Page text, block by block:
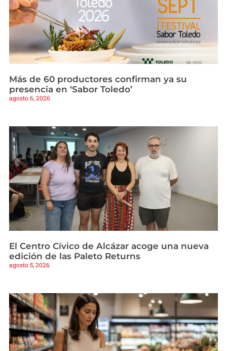
Más de 60 productores confirman ya su
presencia en ‘Sabor Toledo’
agosto 6, 2026
El Centro Cívico de Alcázar acoge una nueva
edición de las Paleto Returns
agosto 5, 2026